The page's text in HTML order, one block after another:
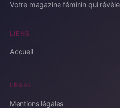
Votre magazine féminin qui
LIENS
Accueil
LÉGAL
Mentions légales